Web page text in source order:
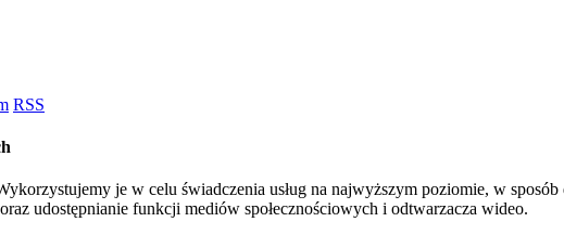
RSS
je w celu świadczenia usług na najwyższym poziomie, w
udostępnianie funkcji mediów społecznościowych i odtwarzacza wideo.